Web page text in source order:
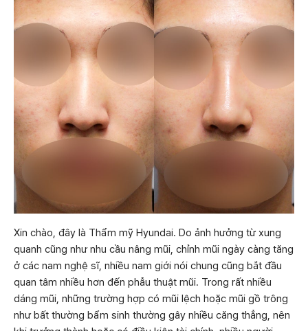
Xin chào, đây là Thẩm mỹ Hyundai. Do ảnh hưởng từ xung
quanh cũng như nhu cầu nâng mũi, chỉnh mũi ngày càng tăng
ở các nam nghệ sĩ, nhiều nam giới nói chung cũng bắt đầu
quan tâm nhiều hơn đến phẫu thuật mũi. Trong rất nhiều
dáng mũi, những trường hợp có mũi lệch hoặc mũi gồ trông
như bất thường bẩm sinh thường gây nhiều căng thẳng, nên